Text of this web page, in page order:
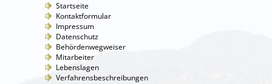
Startseite
Kontaktformular
Impressum
Datenschutz
Behördenwegweiser
Mitarbeiter
Lebenslagen
Verfahrensbeschreibungen